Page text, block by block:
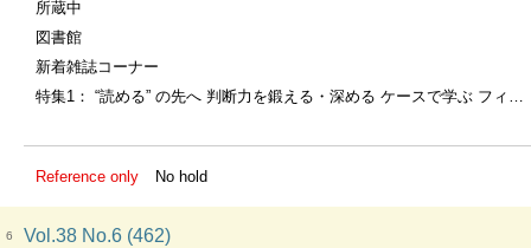
所蔵中
図書館
新着雑誌コーナー
特集1： “読める” の先へ 判断力を鍛える・深める ケースで学ぶ フィジカルアセスメント×心電図, 特集2： 搬送前～搬送中～搬送後の流れ＆救急ナースの動きが見える 転院搬送 つなぐケアマニュアル
Reference only No hold
6 Vol.38 No.6 (462)